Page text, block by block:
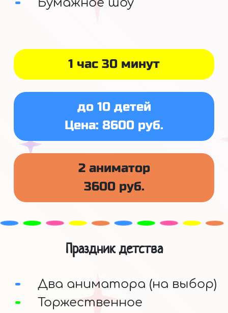
1 час 30 минут
до 10 детей
Цена: 8600 руб.
2 аниматор
3600 руб.
Праздник детства
Два аниматора (на выбор)
Торжественное